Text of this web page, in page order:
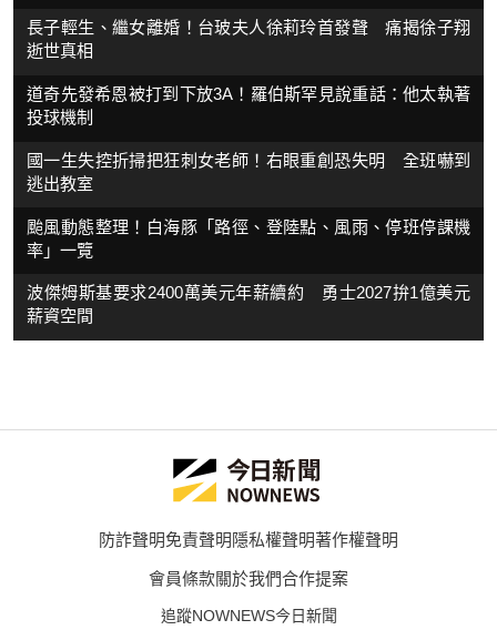
長子輕生、繼女離婚！台玻夫人徐莉玲首發聲 痛揭徐子翔
逝世真相
道奇先發希恩被打到下放3A！羅伯斯罕見說重話：他太執著
投球機制
國一生失控折掃把狂刺女老師！右眼重創恐失明 全班嚇到
逃出教室
颱風動態整理！白海豚「路徑、登陸點、風雨、停班停課機
率」一覽
波傑姆斯基要求2400萬美元年薪續約 勇士2027拚1億美元
薪資空間
防詐聲明免責聲明隱私權聲明著作權聲明
會員條款關於我們合作提案
追蹤NOWNEWS今日新聞